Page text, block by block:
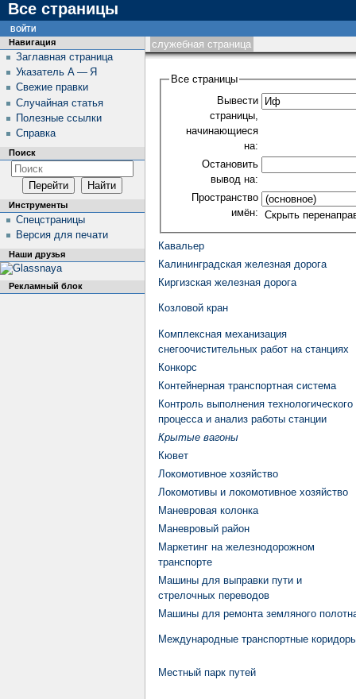
Все страницы
служебная страница
Все страницы
Вывести
страницы,
начинающиеся
на:
Остановить
вывод на:
Пространство
имён: Скрыть
Кавальер
Калининградская железная дорога
Киргизская железная дорога
Козловой кран
Комплексная механизация
снегоочистительных работ на станциях
Конкорс
Контейнерная транспортная система
Контроль выполнения технологического
процесса и анализ работы станции
Крытые вагоны
Кювет
Локомотивное хозяйство
Локомотивы и локомотивное хозяйство
Маневровая колонка
Маневровый район
Маркетинг на железнодорожном
транспорте
Машины для выправки пути и
стрелочных переводов
Машины для ремонта земляного
Международные транспортные
Местный парк путей
Навигация
Заглавная страница
Указатель А — Я
Свежие правки
Случайная статья
Полезные ссылки
Справка
Поиск
Инструменты
Спецстраницы
Версия для печати
Наши друзья
Рекламный блок
войти